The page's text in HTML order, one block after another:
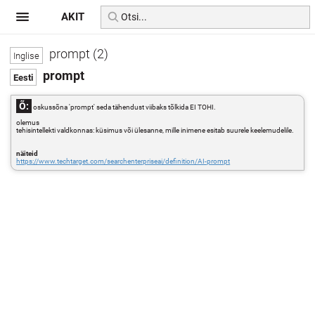
prompt (2)
prompt
Õ:
oskussõna 'prompt' seda tähendust viibaks tõlkida EI TOHI.
olemus
tehisintellekti valdkonnas: küsimus või ülesanne, mille inimene esitab suurele keelemudelile.
näiteid
https://www.techtarget.com/searchenterpriseai/definition/AI-prompt
AKIT